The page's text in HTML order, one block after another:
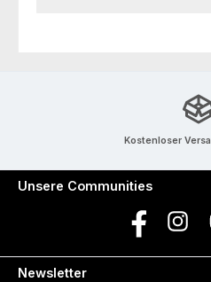
Kostenloser
Unsere Communities
Facebook Instagram
Newsletter